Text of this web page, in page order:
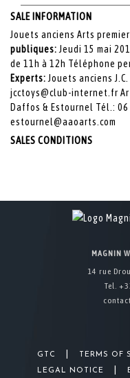
SALE INFORMATION
Jouets anciens Arts
publiques: Jeudi 15 mai
de 11h à 12h Téléphone
Experts: Jouets anciens
jcctoys@club-internet.fr
Daffos & Estournel Tél.:
estournel@aaoarts.com
SALES CONDITIONS
MAGNIN
14 rue
Tel.
GTC TERMS OF
LEGAL NOTICE